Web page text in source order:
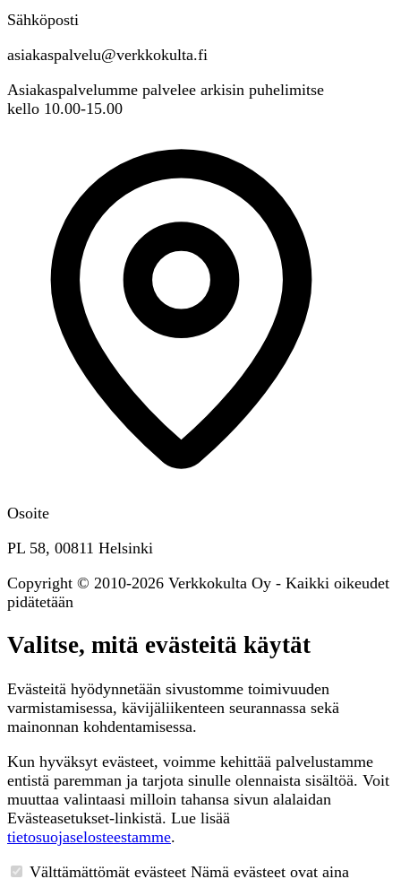
Sähköposti
asiakaspalvelu@verkkokulta.fi
Asiakaspalvelumme palvelee arkisin puhelimitse
kello 10.00-15.00
Osoite
PL 58, 00811 Helsinki
Copyright © 2010-2026 Verkkokulta Oy - Kaikki oikeudet
pidätetään
Valitse, mitä evästeitä käytät
Evästeitä hyödynnetään sivustomme toimivuuden
varmistamisessa, kävijäliikenteen seurannassa sekä
mainonnan kohdentamisessa.
Kun hyväksyt evästeet, voimme kehittää palvelustamme
entistä paremman ja tarjota sinulle olennaista sisältöä. Voit
muuttaa valintaasi milloin tahansa sivun alalaidan
Evästeasetukset-linkistä. Lue lisää
tietosuojaselosteestamme.
Välttämättömät evästeet Nämä evästeet ovat aina